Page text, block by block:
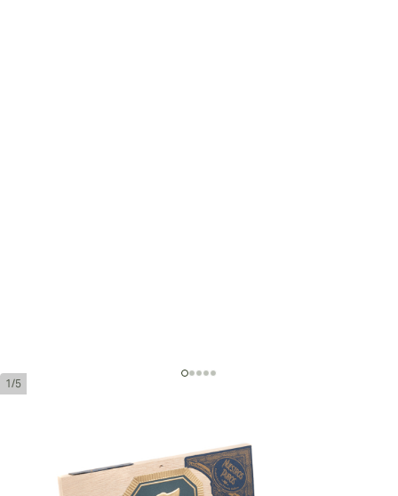
1/5
Liga Undercrown Maduro Robusto
Medidor de anillo:54